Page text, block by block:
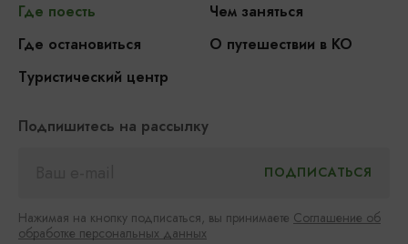
Где поесть
Чем заняться
Где остановиться
О путешествии в КО
Туристический центр
Подпишитесь на рассылку
Нажимая на кнопку подписаться, вы принимаете Соглашение об
обработке персональных данных